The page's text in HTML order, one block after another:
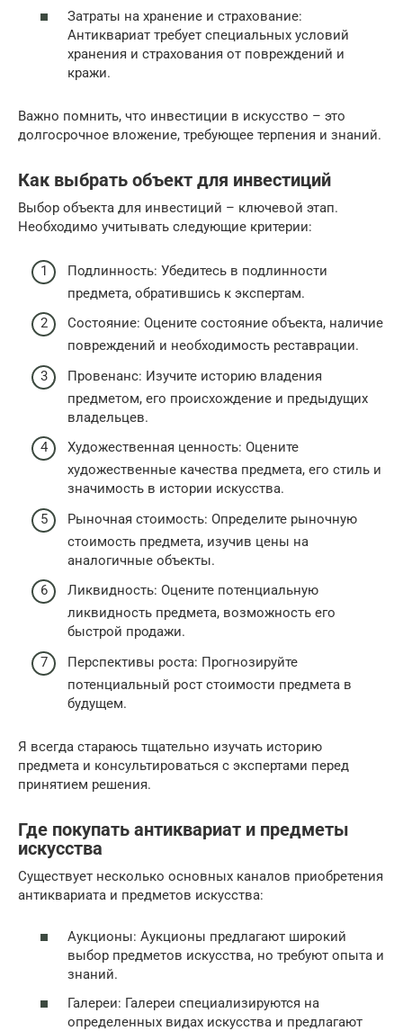
Затраты на хранение и страхование:
Антиквариат требует специальных условий
хранения и страхования от повреждений и
кражи.
Важно помнить, что инвестиции в искусство – это
долгосрочное вложение, требующее терпения и знаний.
Как выбрать объект для инвестиций
Выбор объекта для инвестиций – ключевой этап.
Необходимо учитывать следующие критерии:
Подлинность: Убедитесь в подлинности
предмета, обратившись к экспертам.
Состояние: Оцените состояние объекта, наличие
повреждений и необходимость реставрации.
Провенанс: Изучите историю владения
предметом, его происхождение и предыдущих
владельцев.
Художественная ценность: Оцените
художественные качества предмета, его стиль и
значимость в истории искусства.
Рыночная стоимость: Определите рыночную
стоимость предмета, изучив цены на
аналогичные объекты.
Ликвидность: Оцените потенциальную
ликвидность предмета, возможность его
быстрой продажи.
Перспективы роста: Прогнозируйте
потенциальный рост стоимости предмета в
будущем.
Я всегда стараюсь тщательно изучать историю
предмета и консультироваться с экспертами перед
принятием решения.
Где покупать антиквариат и предметы
искусства
Существует несколько основных каналов приобретения
антиквариата и предметов искусства:
Аукционы: Аукционы предлагают широкий
выбор предметов искусства, но требуют опыта и
знаний.
Галереи: Галереи специализируются на
определенных видах искусства и предлагают